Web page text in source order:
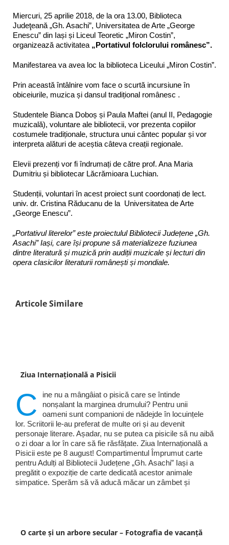
Miercuri, 25 aprilie 2018, de la ora 13.00, Biblioteca
Judeţeană „Gh. Asachi”, Universitatea de Arte „George
Enescu” din Iași și Liceul Teoretic „Miron Costin”,
organizează activitatea „Portativul folclorului românesc”.
Manifestarea va avea loc la biblioteca Liceului „Miron Costin”.
Prin această întâlnire vom face o scurtă incursiune în
obiceiurile, muzica și dansul tradițional românesc .
Studentele Bianca Doboș și Paula Maftei (anul II, Pedagogie
muzicală), voluntare ale bibliotecii, vor prezenta copiilor
costumele tradiționale, structura unui cântec popular și vor
interpreta alături de aceștia câteva creații regionale.
Elevii prezenți vor fi îndrumați de către prof. Ana Maria
Dumitriu și bibliotecar Lăcrămioara Luchian.
Studenții, voluntari în acest proiect sunt coordonați de lect.
univ. dr. Cristina Răducanu de la Universitatea de Arte
„George Enescu”.
„Portativul literelor” este proiectulul Bibliotecii Județene „Gh.
Asachi” Iași, care își propune să materializeze fuziunea
dintre literatură și muzică prin audiții muzicale și lecturi din
opera clasicilor literaturii românești și mondiale.
Articole Similare
Ziua Internațională a Pisicii
C
ine nu a mângâiat o pisică care se întinde
nonșalant la marginea drumului? Pentru unii
oameni sunt companioni de nădejde în locuințele
lor. Scriitorii le-au preferat de multe ori și au devenit
personaje literare. Așadar, nu se putea ca pisicile să nu aibă
o zi doar a lor în care să fie răsfățate. Ziua Internațională a
Pisicii este pe 8 august! Compartimentul Împrumut carte
pentru Adulți al Bibliotecii Județene „Gh. Asachi” Iași a
pregătit o expoziție de carte dedicată acestor animale
simpatice. Sperăm să vă aducă măcar un zâmbet și
O carte și un arbore secular – Fotografia de vacanță